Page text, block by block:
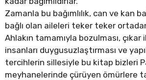
Zamanla bu bağımlılık, can ve kan
bağlı olan aileleri teker teker
Ahlakın tamamıyla bozulması, çıkar
insanları duygusuzlaştırması ve
tercihlerin sillesiyle bu kitap bizleri
meyhanelerinde çürüyen ömürlere